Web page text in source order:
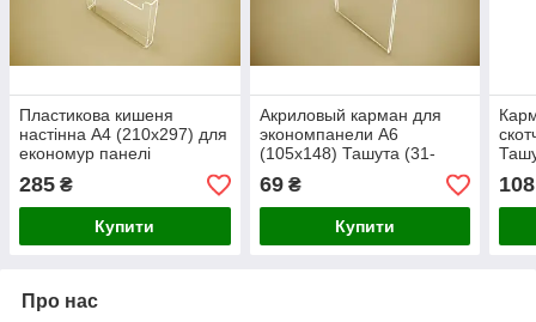
Пластикова кишеня
настінна А4 (210х297) для
економур панелі
(Товщина акрилу: 1,8 мм;
)
285 ₴
Купити
Акриловый карман для
экономпанели А6
(105х148) Ташута (31-
12023-04)
69₴
Купити
108
Про нас